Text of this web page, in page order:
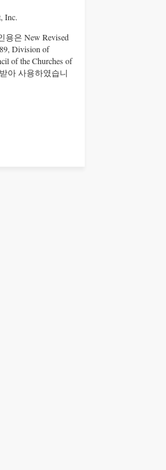
Inc.
은 New Revised
Division of
of the Churches of
아 사용하였습니